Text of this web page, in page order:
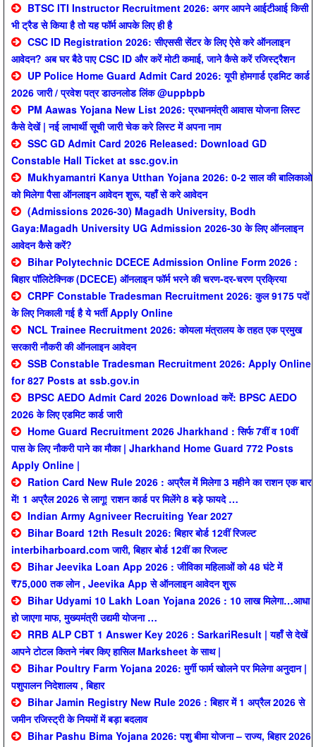
BTSC ITI Instructor Recruitment 2026: अगर आपने आईटीआई किसी
भी ट्रैड से किया है तो यह फॉर्म आपके लिए ही है
CSC ID Registration 2026: सीएससी सेंटर के लिए ऐसे करे ऑनलाइन
आवेदन? अब घर बैठे पाए CSC ID और करें मोटी कमाई, जाने कैसे करें रजिस्ट्रैशन
UP Police Home Guard Admit Card 2026: यूपी होमगार्ड एडमिट कार्ड
2026 जारी / प्रवेश पत्र डाउनलोड लिंक @uppbpb
PM Aawas Yojana New List 2026: प्रधानमंत्री आवास योजना लिस्ट
कैसे देखें | नई लाभार्थी सूची जारी चेक करे लिस्ट में अपना नाम
SSC GD Admit Card 2026 Released: Download GD
Constable Hall Ticket at ssc.gov.in
Mukhyamantri Kanya Utthan Yojana 2026: 0-2 साल की बालिकाओ
को मिलेगा पैसा ऑनलाइन आवेदन शुरू, यहाँ से करे आवेदन
(Admissions 2026-30) Magadh University, Bodh
Gaya:Magadh University UG Admission 2026-30 के लिए ऑनलाइन
आवेदन कैसे करें?
Bihar Polytechnic DCECE Admission Online Form 2026 :
बिहार पॉलिटेक्निक (DCECE) ऑनलाइन फॉर्म भरने की चरण-दर-चरण प्रक्रिया
CRPF Constable Tradesman Recruitment 2026: कुल 9175 पदों
के लिए निकाली गई है ये भर्ती Apply Online
NCL Trainee Recruitment 2026: कोयला मंत्रालय के तहत एक प्रमुख
सरकारी नौकरी की ऑनलाइन आवेदन
SSB Constable Tradesman Recruitment 2026: Apply Online
for 827 Posts at ssb.gov.in
BPSC AEDO Admit Card 2026 Download करें: BPSC AEDO
2026 के लिए एडमिट कार्ड जारी
Home Guard Recruitment 2026 Jharkhand : सिर्फ 7वीं व 10वीं
पास के लिए नौकरी पाने का मौका | Jharkhand Home Guard 772 Posts
Apply Online |
Ration Card New Rule 2026 : अप्रैल में मिलेगा 3 महीने का राशन एक बार
में! 1 अप्रैल 2026 से लागू! राशन कार्ड पर मिलेंगे 8 बड़े फायदे …
Indian Army Agniveer Recruiting Year 2027
Bihar Board 12th Result 2026: बिहार बोर्ड 12वीं रिजल्ट
interbiharboard.com जारी, बिहार बोर्ड 12वीं का रिजल्ट
Bihar Jeevika Loan App 2026 : जीविका महिलाओं को 48 घंटे में
₹75,000 तक लोन , Jeevika App से ऑनलाइन आवेदन शुरू
Bihar Udyami 10 Lakh Loan Yojana 2026 : 10 लाख मिलेगा…आधा
हो जाएगा माफ, मुख्यमंत्री उद्यमी योजना …
RRB ALP CBT 1 Answer Key 2026 : SarkariResult | यहाँ से देखें
आपने टोटल कितने नंबर किए हासिल Marksheet के साथ |
Bihar Poultry Farm Yojana 2026: मुर्गी फार्म खोलने पर मिलेगा अनुदान |
पशुपालन निदेशालय , बिहार
Bihar Jamin Registry New Rule 2026 : बिहार में 1 अप्रैल 2026 से
जमीन रजिस्ट्री के नियमों में बड़ा बदलाव
Bihar Pashu Bima Yojana 2026: पशु बीमा योजना – राज्य, बिहार 2026